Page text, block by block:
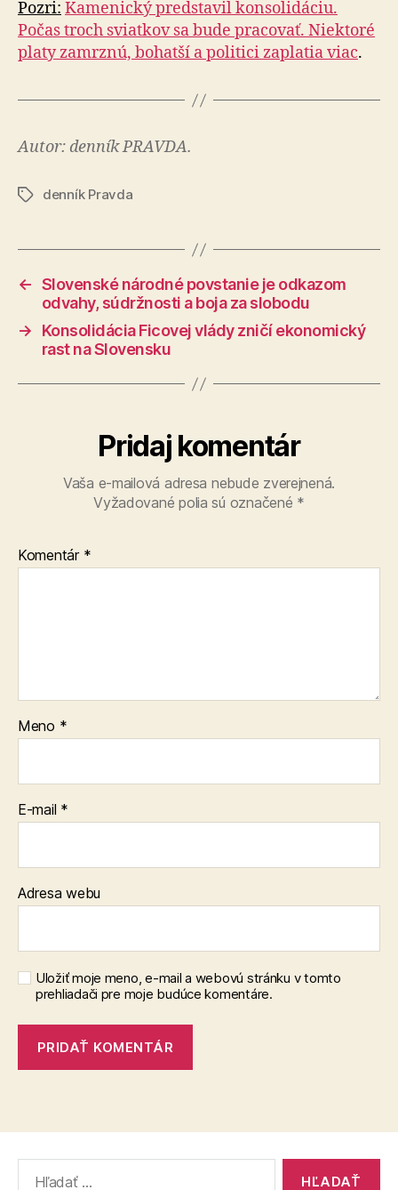
Pozri: Kamenický predstavil konsolidáciu.
Počas troch sviatkov sa bude pracovať. Niektoré
platy zamrznú, bohatší a politici zaplatia viac.
Autor: denník PRAVDA.
Značkydenník Pravda
← Slovenské národné povstanie je odkazom
odvahy, súdržnosti a boja za slobodu
→
Konsolidácia Ficovej vlády zničí ekonomický
rast na Slovensku
Pridaj komentár
Vaša e-mailová adresa nebude zverejnená.
Vyžadované polia sú označené *
Komentár *
Meno *
E-mail *
Adresa webu
Uložiť moje meno, e-mail a webovú stránku v tomto
prehliadači pre moje budúce komentáre.